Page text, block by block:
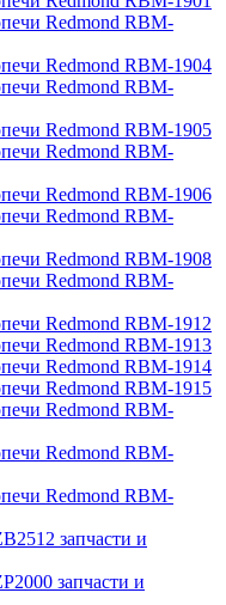
Redmond RBM-
Redmond RBM-1904
Redmond RBM-
Redmond RBM-1905
Redmond RBM-
Redmond RBM-1906
Redmond RBM-
Redmond RBM-1908
Redmond RBM-
Redmond RBM-1912
Redmond RBM-1913
Redmond RBM-1914
Redmond RBM-1915
Redmond RBM-
Redmond RBM-
Redmond RBM-
запчасти и
запчасти и